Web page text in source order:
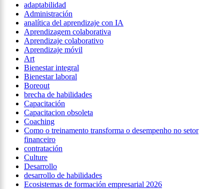
adaptabilidad
Administración
analítica del aprendizaje con IA
Aprendizagem colaborativa
Aprendizaje colaborativo
Aprendizaje móvil
Art
Bienestar integral
Bienestar laboral
Boreout
brecha de habilidades
Capacitación
Capacitacion obsoleta
Coaching
Como o treinamento transforma o desempenho no setor
financeiro
contratación
Culture
Desarrollo
desarrollo de habilidades
Ecosistemas de formación empresarial 2026